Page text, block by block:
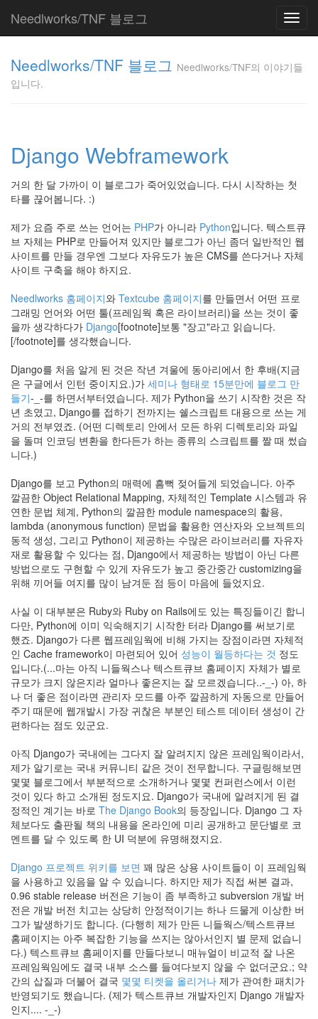
Needlworks/TNF 블로그
Needlworks/TNF 블로그 Needlworks/TNF의 이야기들
입니다.
Django Webframework
거의 한 달 가까이 이 블로그가 죽어있었습니다. 다시 시작하는 첫
타를 끊어봅니다. :)
제가 요즘 주로 쓰는 언어는 PHP가 아니라 Python입니다. 텍스트큐
브 자체는 PHP로 만들어져 있지만 블로그가 아닌 좀더 일반적인 웹
사이트를 만들 경우엔 그보다 자유도가 높은 CMS를 쓴다거나 자체
사이트 구축을 해야 하지요.
Needlworks 홈페이지와 Textcube 홈페이지를 만들면서 어떤 프로
그래밍 언어와 어떤 툴(프레임웍 혹은 라이브러리)을 쓰는 것이 좋
을까 생각하다가 Django[footnote]보통 "장고"라고 읽습니다.
[/footnote]를 생각했습니다.
Django를 처음 알게 된 것은 작년 겨울에 동아리에서 한 후배(지금
은 구글에서 인턴 중이지요.)가 세미나 형태로 15분만에 블로그 만
들기-_-를 하면서부터였습니다. 제가 Python을 쓰기 시작한 것은 작
년 초였고, Django를 접하기 전까지는 쉘스크립트 대용으로 쓰는 게
거의 전부였죠. (어떤 디렉토리 안에서 모든 하위 디렉토리와 파일
을 돌며 인코딩 변환을 한다든가 하는 종류의 스크립트를 짤 때 썼습
니다.)
Django를 보고 Python의 매력에 흠뻑 젖어들게 되었습니다. 아주
깔끔한 Object Relational Mapping, 자체적인 Template 시스템과 유
연한 문법 체계, Python의 깔끔한 module namespace의 활용,
lambda (anonymous function) 문법을 활용한 연산자와 오브젝트의
동적 생성, 그리고 Python이 제공하는 수많은 라이브러리를 자유자
재로 활용할 수 있다는 점, Django에서 제공하는 방법이 아닌 다른
방법으로도 구현할 수 있게 자유도가 높고 중간중간 customizing을
위해 끼어들 여지를 많이 남겨둔 점 등이 마음에 들었지요.
사실 이 대부분은 Ruby와 Ruby on Rails에도 있는 특징들이긴 합니
다만, Python에 이미 익숙해지기 시작한 터라 Django를 써보기로
했죠. Django가 다른 웹프레임웍에 비해 가지는 장점이라면 자체적
인 Cache framework이 마련되어 있어 성능이 월등하다는 것 정도
입니다.(...마는 아직 니들웍스나 텍스트큐브 홈페이지 자체가 별로
규모가 크지 않은지라 얼마나 좋은지는 잘 모르겠습니다..-_-) 아, 하
나 더 좋은 점이라면 관리자 모드를 아주 깔끔하게 자동으로 만들어
주기 때문에 웹개발시 가장 귀찮은 부분인 테스트 데이터 생성이 간
편하다는 점도 있군요.
아직 Django가 국내에는 그다지 잘 알려지지 않은 프레임웍이라서,
제가 알기로는 국내 커뮤니티 같은 것이 전무합니다. 구글링해보면
몇몇 블로그에서 부분적으로 소개하거나 몇몇 컨퍼런스에서 이런
것이 있다 하고 소개된 정도지요. Django가 국내에 알려지게 된 결
정적인 계기는 바로 The Django Book의 등장입니다. Django 그 자
체보다도 출판될 책의 내용을 온라인에 미리 공개하고 문단별로 코
멘트를 달 수 있도록 한 UI 덕분에 유명해졌지요.
Django 프로젝트 위키를 보면 꽤 많은 상용 사이트들이 이 프레임웍
을 사용하고 있음을 알 수 있습니다. 하지만 제가 직접 써본 결과,
0.96 stable release 버전은 기능이 좀 부족하고 subversion 개발 버
전은 개발 버전 치고는 상당히 안정적이기는 하나 드물게 이상한 버
그가 발생하기도 합니다. (다행히 제가 만든 니들웍스/텍스트큐브
홈페이지는 아주 복잡한 기능을 쓰지는 않아서인지 별 문제 없습니
다.) 텍스트큐브 홈페이지를 만들다보니 매뉴얼이 비교적 잘 나온
프레임웍임에도 결국 내부 소스를 들여다보지 않을 수 없더군요.; 약
간의 삽질과 더불어 결국 몇몇 티켓을 올리거나 제가 관여한 패치가
반영되기도 했습니다. (제가 텍스트큐브 개발자인지 Django 개발자
인지.... -_-)
의 이야기들입니
Tag
Cloud
Developer
PHP
needlworks
표
현
장
TNC
피
아
노
Interface
history
Transformers
잠
월
웹
스
콘
럭
키
스
타
교
환
학
ITunes
JH
미
래
휴
묵
상
유
IE7
1.7
삽
질
web
PHP5
션
태
터
캠
프
꿈
업
그